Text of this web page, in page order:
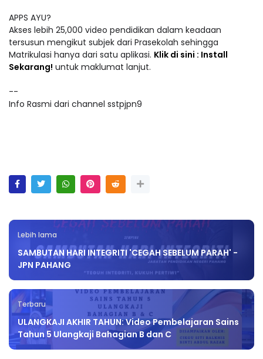
APPS AYU?
Akses lebih 25,000 video pendidikan dalam keadaan
tersusun mengikut subjek dari Prasekolah sehingga
Matrikulasi hanya dari satu aplikasi. Klik di sini : Install
Sekarang! untuk maklumat lanjut.
--
Info Rasmi dari channel sstpjpn9
Lebih lama
SAMBUTAN HARI INTEGRITI 'CEGAH SEBELUM PARAH' -
JPN PAHANG
Terbaru
ULANGKAJI AKHIR TAHUN: Video Pembelajaran Sains
Tahun 5 Ulangkaji Bahagian B dan C